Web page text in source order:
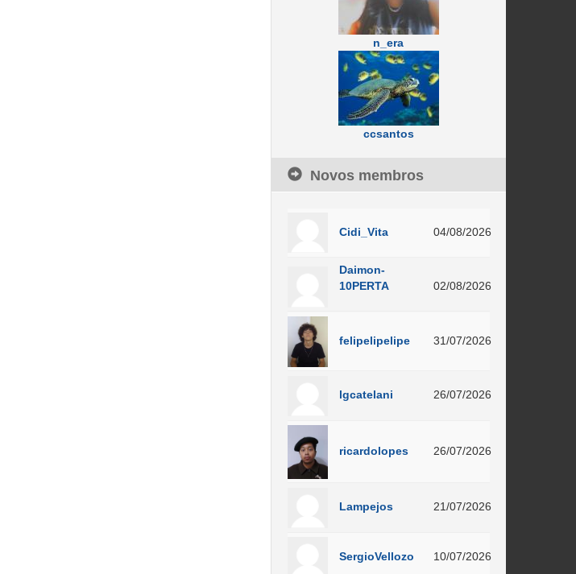
n_era
ccsantos
Novos membros
Cidi_Vita 04/08/2026
Daimon-
10PERTA
02/08/2026
felipelipelipe 31/07/2026
lgcatelani 26/07/2026
ricardolopes 26/07/2026
Lampejos 21/07/2026
SergioVellozo 10/07/2026